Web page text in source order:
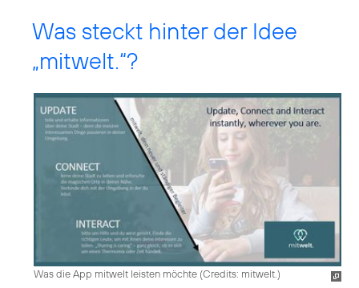
Was steckt hinter der Idee
„mitwelt.“?
Was die App mitwelt leisten möchte (Credits: mitwelt.)